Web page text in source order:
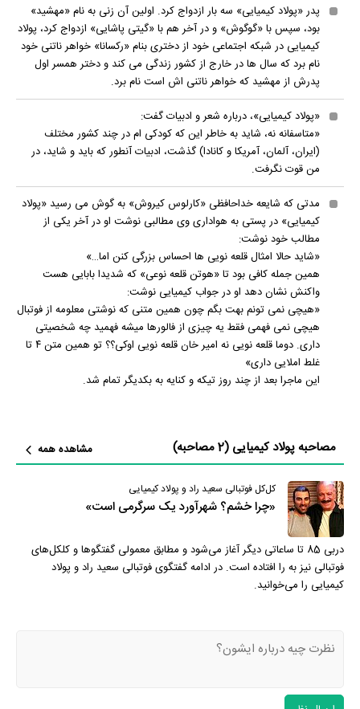
پدر «پولاد کیمیایی» سه بار ازدواج کرد. اولین آن زنی به نام «مهشید»
بود، سپس با «گوگوش» و در آخر هم با «گیتی پاشایی» ازدواج کرد، پولاد
کیمیایی در شبکه اجتماعی خود از دختری بنام «رکسانا» خواهر ناتنی خود
نام برد که سال ها در خارج از کشور زندگی می کند و دختر همسر اول
پدرش از مهشید که خواهر ناتنی اش است نام برد.
«پولاد کیمیایی»، درباره شعر و ادبیات گفت:
«متاسفانه نه، شاید به خاطر این که کودکی ام در چند کشور مختلف
(ایران، آلمان، آمریکا و کانادا) گذشت، ادبیات آنطور که باید و شاید، در
من قوت نگرفت.
مدتی که شایعه خداحافظی «کارلوس کیروش» به گوش می رسید «پولاد
کیمیایی» در پستی به هواداری وی مطالبی نوشت او در آخر یکی از
مطالب خود نوشت:
«شاید حالا امثال قلعه نویی ها احساس بزرگی کنن اما…»
همین جمله کافی بود تا «هوتن قلعه نوعی» که شدیدا بابایی هست
واکنش نشان دهد او در جواب کیمیایی نوشت:
«هیچی نمی تونم بهت بگم چون همین متنی که نوشتی معلومه از فوتبال
هیچی نمی فهمی فقط یه چیزی از فالورها میشه فهمید چه شخصیتی
داری. دوما قلعه نویی نه امیر خان قلعه نویی اوکی؟؟ تو همین متن ۴ تا
غلط املایی داری»
این ماجرا بعد از چند روز تیکه و کنایه به بکدیگر تمام شد.
مصاحبه پولاد کیمیایی (2 مصاحبه) مشاهده همه
کل‌کل فوتبالی سعید راد و پولاد کیمیایی
«چرا خشم؟ شهرآورد یک سرگرمی است»
دربی 85 تا ساعاتی دیگر آغاز می‌شود و مطابق معمولی گفتگوها و کلکل‌های
فوتبالی نیز به را افتاده است. در ادامه گفتگوی فوتبالی سعید راد و پولاد
کیمیایی را می‌خوانید.